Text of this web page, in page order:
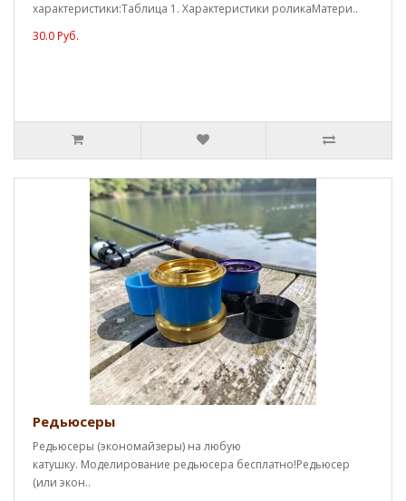
характеристики:Таблица 1. Характеристики роликаМатери..
30.0 Руб.
Редьюсеры
Редьюсеры (экономайзеры) на любую
катушку. Моделирование редьюсера бесплатно!Редьюсер
(или экон..